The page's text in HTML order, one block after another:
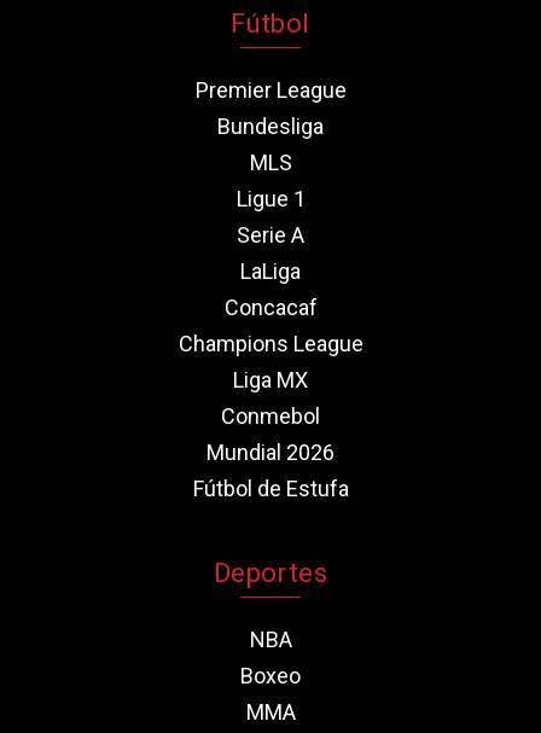
Fútbol
Premier League
Bundesliga
MLS
Ligue 1
Serie A
LaLiga
Concacaf
Champions League
Liga MX
Conmebol
Mundial 2026
Fútbol de Estufa
Deportes
NBA
Boxeo
MMA